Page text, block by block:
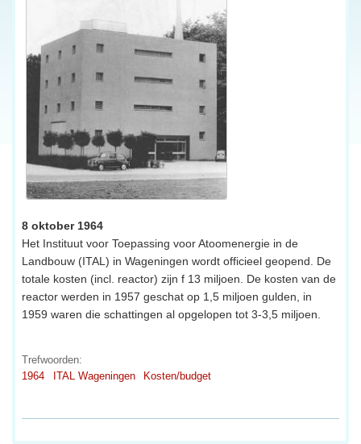
8 oktober 1964
Het Instituut voor Toepassing voor Atoomenergie in de
Landbouw (ITAL) in Wageningen wordt officieel geopend. De
totale kosten (incl. reactor) zijn f 13 miljoen. De kosten van de
reactor werden in 1957 geschat op 1,5 miljoen gulden, in
1959 waren die schattingen al opgelopen tot 3-3,5 miljoen.
Trefwoorden:
1964
ITAL Wageningen Kosten/budget